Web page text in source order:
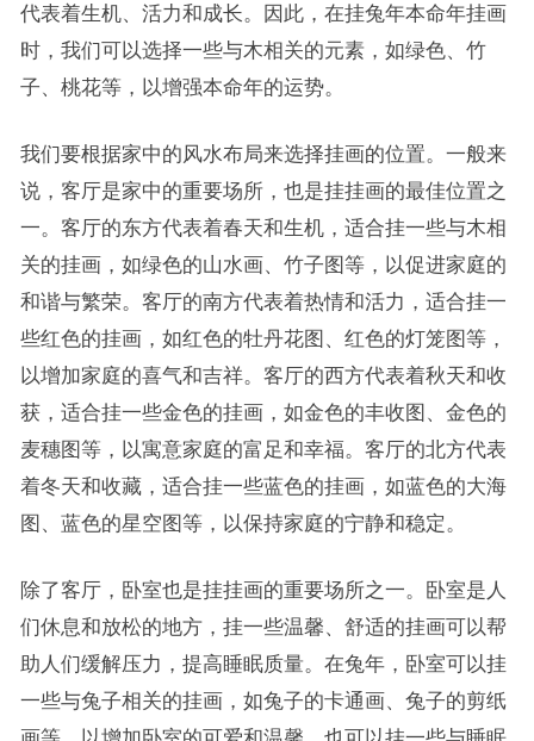
代表着生机、活力和成长。因此，在挂兔年本命年挂画
时，我们可以选择一些与木相关的元素，如绿色、竹
子、桃花等，以增强本命年的运势。
我们要根据家中的风水布局来选择挂画的位置。一般来
说，客厅是家中的重要场所，也是挂挂画的最佳位置之
一。客厅的东方代表着春天和生机，适合挂一些与木相
关的挂画，如绿色的山水画、竹子图等，以促进家庭的
和谐与繁荣。客厅的南方代表着热情和活力，适合挂一
些红色的挂画，如红色的牡丹花图、红色的灯笼图等，
以增加家庭的喜气和吉祥。客厅的西方代表着秋天和收
获，适合挂一些金色的挂画，如金色的丰收图、金色的
麦穗图等，以寓意家庭的富足和幸福。客厅的北方代表
着冬天和收藏，适合挂一些蓝色的挂画，如蓝色的大海
图、蓝色的星空图等，以保持家庭的宁静和稳定。
除了客厅，卧室也是挂挂画的重要场所之一。卧室是人
们休息和放松的地方，挂一些温馨、舒适的挂画可以帮
助人们缓解压力，提高睡眠质量。在兔年，卧室可以挂
一些与兔子相关的挂画，如兔子的卡通画、兔子的剪纸